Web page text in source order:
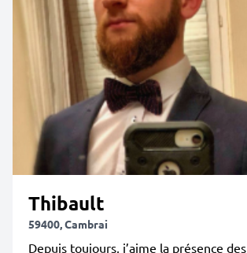
Thibault
59400, Cambrai
Depuis toujours, j’aime la présence